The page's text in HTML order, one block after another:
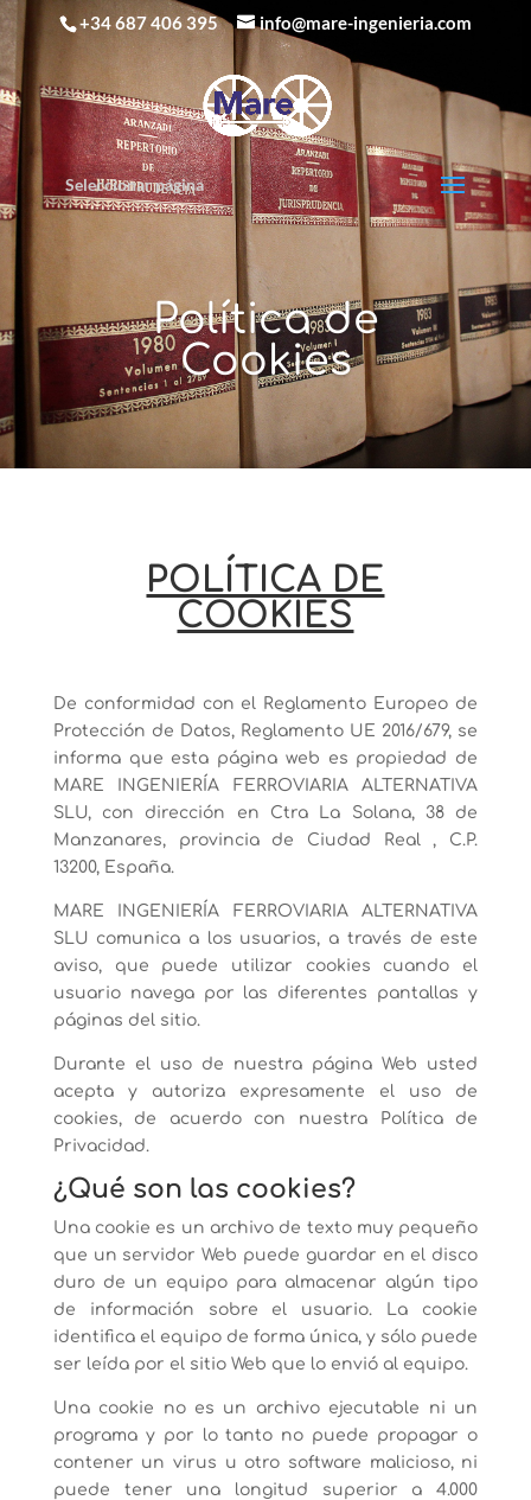
+34 687 406 395 info@mare-ingenieria.com
Seleccionar página
Política de
Cookies
POLÍTICA DE
COOKIES
De conformidad con el Reglamento Europeo de
Protección de Datos, Reglamento UE 2016/679, se
informa que esta página web es propiedad de
MARE INGENIERÍA FERROVIARIA ALTERNATIVA
SLU, con dirección en Ctra La Solana, 38 de
Manzanares, provincia de Ciudad Real , C.P.
13200, España.
MARE INGENIERÍA FERROVIARIA ALTERNATIVA
SLU comunica a los usuarios, a través de este
aviso, que puede utilizar cookies cuando el
usuario navega por las diferentes pantallas y
páginas del sitio.
Durante el uso de nuestra página Web usted
acepta y autoriza expresamente el uso de
cookies, de acuerdo con nuestra Política de
Privacidad.
¿Qué son las cookies?
Una cookie es un archivo de texto muy pequeño
que un servidor Web puede guardar en el disco
duro de un equipo para almacenar algún tipo
de información sobre el usuario. La cookie
identifica el equipo de forma única, y sólo puede
ser leída por el sitio Web que lo envió al equipo.
Una cookie no es un archivo ejecutable ni un
programa y por lo tanto no puede propagar o
contener un virus u otro software malicioso, ni
puede tener una longitud superior a 4.000